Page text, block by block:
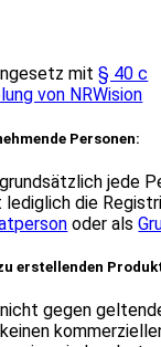
mit§ 40 c
von NRWision
Personen:
jede
die
oder als
erstellenden
gegen